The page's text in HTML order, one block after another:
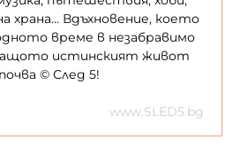
храна… Вдъхновение, което
време в незабравимо
истинският живот
© След 5!
www.SLED5.bg